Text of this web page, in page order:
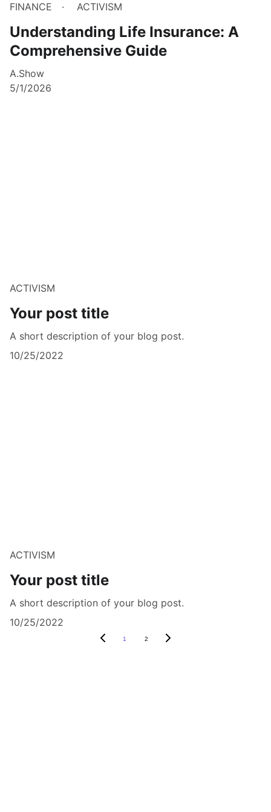
FINANCE ACTIVISM
Understanding Life Insurance: A
Comprehensive Guide
A.Show
5/1/2026
ACTIVISM
Your post title
A short description of your blog post.
10/25/2022
ACTIVISM
Your post title
A short description of your blog post.
10/25/2022
1 2